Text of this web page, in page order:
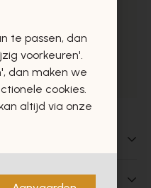
te passen, dan
voorkeuren'.
dan maken we
cookies.
altijd via onze